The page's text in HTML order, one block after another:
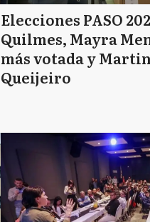
Elecciones PASO
Quilmes, Mayra
más votada y
Queijeiro